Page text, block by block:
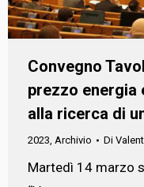
Convegno
prezzo energia
alla ricerca di
2023, Archivio Di
Martedì 14 marzo